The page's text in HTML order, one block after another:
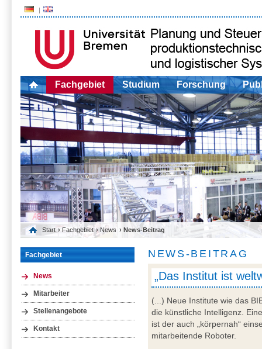
Fachgebiet Studium Forschung
Start › Fachgebiet › News › News-Beitrag
Fachgebiet
News
Mitarbeiter
Stellenangebote
Kontakt
NEWS-BEITRAG
„Das Institut ist
(...) Neue Institute wie das
die künstliche Intelligenz.
ist der auch „körpernah“
mitarbeitende Roboter.